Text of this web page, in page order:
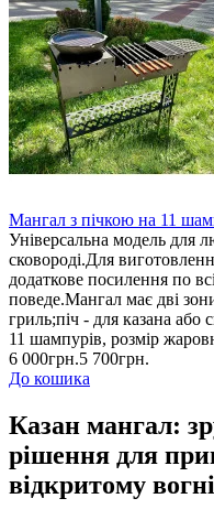
Мангал з пічкою на 11
Універсальна модель для
сковороді.Для
додаткове посилення по
поведе.Мангал має дві
гриль;піч - для казана
11 шампурів, розмір
6 000грн.5 700грн.
До кошика
Казан мангал:
рішення для
відкритому вогні